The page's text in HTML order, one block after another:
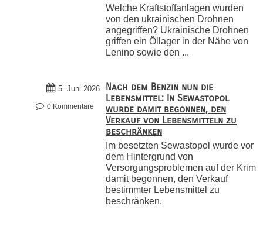
Welche Kraftstoffanlagen wurden
von den ukrainischen Drohnen
angegriffen? Ukrainische Drohnen
griffen ein Öllager in der Nähe von
Lenino sowie den ...
5. Juni 2026
0 Kommentare
Nach dem Benzin nun die
Lebensmittel: In Sewastopol
wurde damit begonnen, den
Verkauf von Lebensmitteln zu
beschränken
Im besetzten Sewastopol wurde vor
dem Hintergrund von
Versorgungsproblemen auf der Krim
damit begonnen, den Verkauf
bestimmter Lebensmittel zu
beschränken.